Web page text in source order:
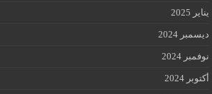
يناير 2025
ديسمبر 2024
نوفمبر 2024
أكتوبر 2024